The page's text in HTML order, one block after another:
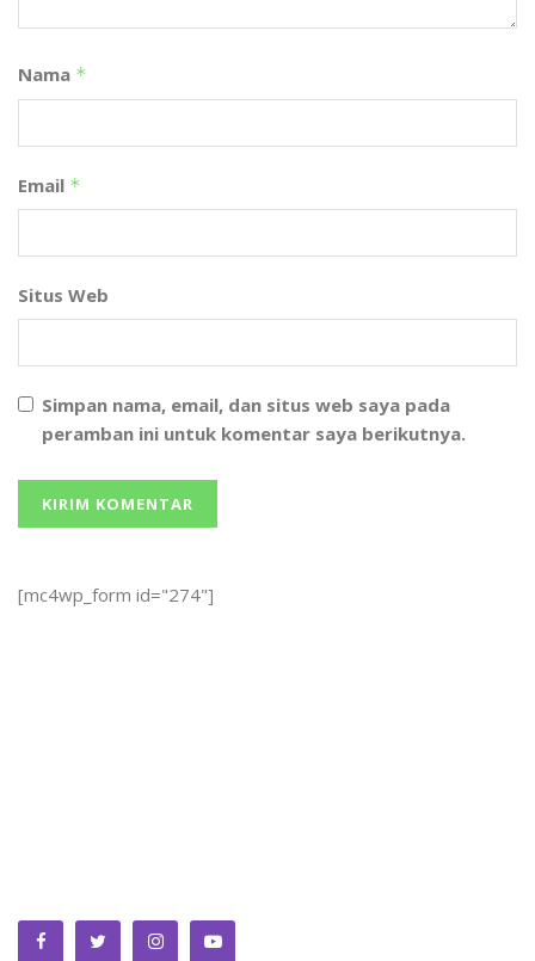
Nama *
Email *
Situs Web
Simpan nama, email, dan situs web saya pada
peramban ini untuk komentar saya berikutnya.
[mc4wp_form id="274"]